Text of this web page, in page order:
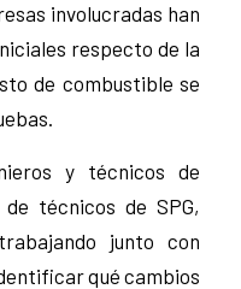
involucradas han
respecto de la
de combustible se
y técnicos de
técnicos de SPG,
junto con
qué cambios